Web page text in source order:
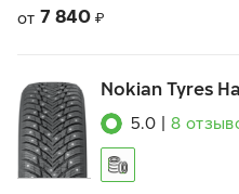
от 7 840 ₽
Nokian Tyres
5.0 8